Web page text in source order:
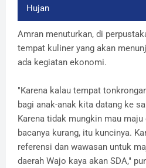
Hujan
Amran menuturkan, di
tempat kuliner yang akan
ada kegiatan ekonomi.
"Karena kalau tempat
bagi anak-anak kita datang ke
Karena tidak mungkin mau
bacanya kurang, itu kuncinya.
referensi dan wawasan untuk
daerah Wajo kaya akan SDA,"